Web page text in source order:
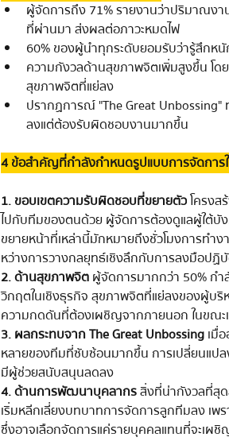
ผู้จัดการถึง 71% รายงานว่าปริมาณง
ที่ผ่านมา ส่งผลต่อภาวะหมดไฟ
60% ของผู้นำทุกระดับยอมรับว่ารู้สึกห
ความกังวลด้านสุขภาพจิตเพิ่มสูงขึ้น โ
สุขภาพจิตที่แย่ลง
ปรากฏการณ์ "The Great Unbossing"
ลงแต่ต้องรับผิดชอบงานมากขึ้น
4 ข้อสำคัญที่กำลังกำหนดรูปแบบการจัดการ
1. ขอบเขตความรับผิดชอบที่ขยายตัวโครง
ไปกับทีมของตนด้วย ผู้จัดการต้องดูแลผู้ใต้บั
ขยายหน้าที่เหล่านี้มักหมายถึงชั่วโมงการทำ
หว่างการวางกลยุทธ์เชิงลึกกับการลงมือปฏิ
2. ด้านสุขภาพจิตผู้จัดการมากกว่า 50% ก
วิกฤตในเชิงธุรกิจ สุขภาพจิตที่แย่ลงของผู้บ
ความกดดันที่ต้องเผชิญจากภายนอก ในขณะ
3. ผลกระทบจาก The Great Unbossing เมื่
หลายของทีมที่ซับซ้อนมากขึ้น การเปลี่ยนแป
มีผู้ช่วยสนับสนุนลดลง
4. ด้านการพัฒนาบุคลากร สิ่งที่น่ากังวลที่สุ
เริ่มหลีกเลี่ยงบทบาทการจัดการลูกทีมลง เพ
ซึ่งอาจเลือกจัดการแค่รายบุคคลแทนที่จะเผ